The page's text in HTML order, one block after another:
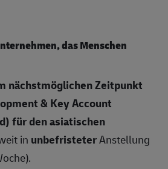
das Menschen
nächstmöglichen Zeitpunkt
& Key Account
für den asiatischen
in unbefristeterAnstellung